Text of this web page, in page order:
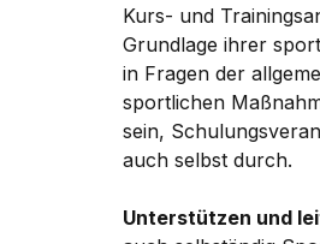
Kurs- und
Grundlage ihrer
in Fragen der
sportlichen
sein,
auch selbst durch.
Unterstützen und